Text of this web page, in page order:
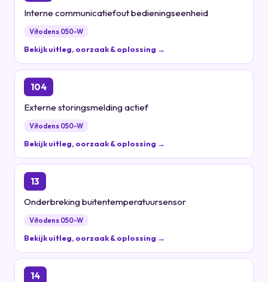
Interne communicatiefout bedieningseenheid
Vitodens 050-W
Bekijk uitleg, oorzaak & oplossing →
104
Externe storingsmelding actief
Vitodens 050-W
Bekijk uitleg, oorzaak & oplossing →
13
Onderbreking buitentemperatuursensor
Vitodens 050-W
Bekijk uitleg, oorzaak & oplossing →
14